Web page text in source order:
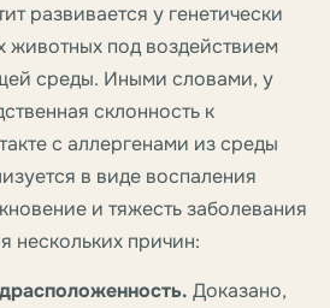
развивается у генетически
животных под воздействием
среды. Иными словами, у
склонность к
с аллергенами из среды
в виде воспаления
и тяжесть заболевания
нескольких причин:
Доказано,